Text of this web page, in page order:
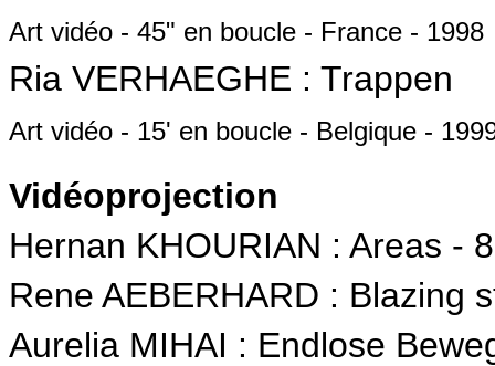
Art vidéo - 45" en boucle - France - 1998
Ria VERHAEGHE : Trappen
Art vidéo - 15' en boucle - Belgique -
Vidéoprojection
Hernan KHOURIAN : Areas -
Rene AEBERHARD : Blazing
Aurelia MIHAI : Endlose